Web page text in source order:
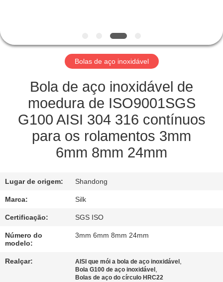
QUALIDADE
CONTACTE-
NOS
NOTÍCIA
CASOS
PEÇA
UMAS
CITAÇÕES
MAPA
DO
Bolas de aço inoxidável
Bola de aço inoxidável de
moedura de ISO9001SGS
G100 AISI 304 316 contínuos
para os rolamentos 3mm
6mm 8mm 24mm
Lugar de origem: Shandong
Marca: Silk
Certificação: SGS ISO
Número do
modelo:
3mm 6mm 8mm 24mm
Realçar: AISI que mói a bola de aço inoxidável ,
Bola G100 de aço inoxidável ,
Bolas de aço do círculo HRC22